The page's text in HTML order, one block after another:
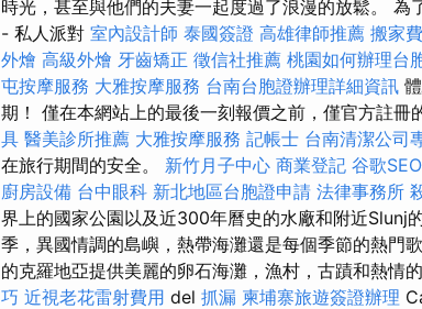
時光，甚至與他們的夫妻一起度過了浪漫的放鬆。
- 私人派對 室內設計師 泰國簽證 高雄律師推薦 搬家
外燴 高級外燴 牙齒矯正 徵信社推薦 桃園如何辦理台
屯按摩服務 大雅按摩服務 台南台胞證辦理詳細資訊
期！ 僅在本網站上的最後一刻報價之前，僅官方註冊
具 醫美診所推薦 大雅按摩服務 記帳士 台南清潔公司
在旅行期間的安全。 新竹月子中心 商業登記 谷歌
廚房設備 台中眼科 新北地區台胞證申請 法律事務所
界上的國家公園以及近300年曆史的水廠和附近Slunj
季，異國情調的島嶼，熱帶海灘還是每個季節的熱門
的克羅地亞提供美麗的卵石海灘，漁村，古蹟和熱情
巧 近視老花雷射費用 del 抓漏 柬埔寨旅遊簽證辦理